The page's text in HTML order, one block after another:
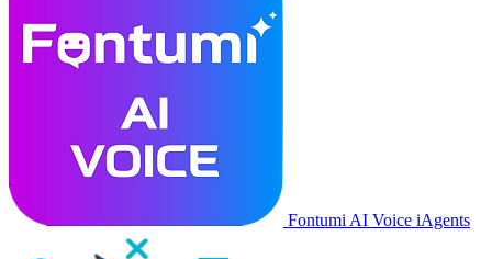
Fontumi AI Voice iAgents